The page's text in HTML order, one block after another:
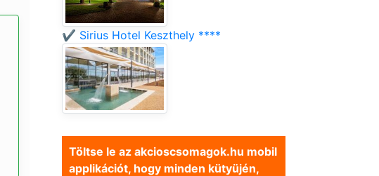
✔️ Sirius Hotel Keszthely ****
Töltse le az akcioscsomagok.hu mobil
applikációt, hogy minden kütyüjén,